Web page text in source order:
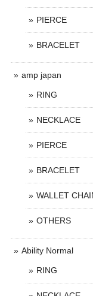
PIERCE
BRACELET
amp japan
RING
NECKLACE
PIERCE
BRACELET
WALLET
OTHERS
Ability Normal
RING